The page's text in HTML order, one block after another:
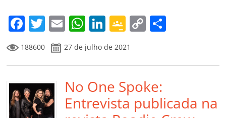
m
F
a
c
e
b
o
T
w
itt
er
E
m
ai
l
W
h
at
s
A
p
Li
n
k
e
dI
n
G
o
o
gl
e
Cl
C
y
Li
n
p
til
188600 27 de julho de 2021
No One Spoke:
Entrevista publicada na